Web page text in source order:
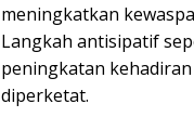
meningkatkan
Langkah antisipatif
peningkatan
diperketat.